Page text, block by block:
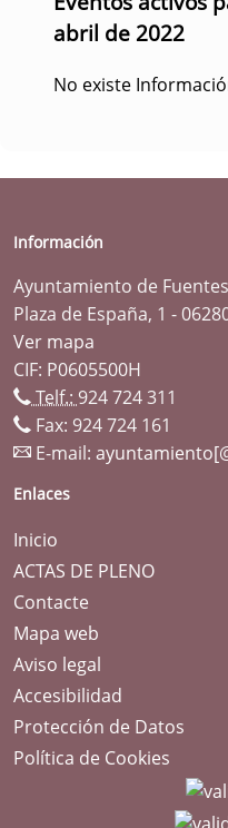
abril de 2022
No existe
Información
Ayuntamiento de
Plaza de España, 1 -
Ver mapa
CIF: P0605500H
Telf.: 924 724 311
Fax: 924 724 161
E-mail:
Enlaces
Inicio
ACTAS DE PLENO
Contacte
Mapa web
Aviso legal
Accesibilidad
Protección de Datos
Política de Cookies